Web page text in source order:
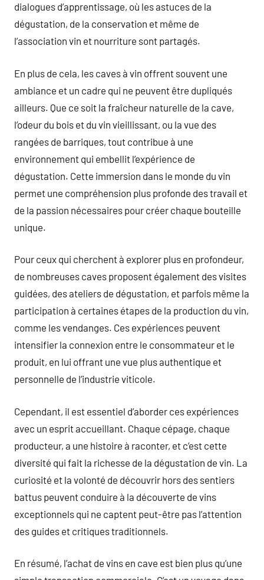
dialogues d’apprentissage, où les astuces de la
dégustation, de la conservation et même de
l’association vin et nourriture sont partagés.
En plus de cela, les caves à vin offrent souvent une
ambiance et un cadre qui ne peuvent être dupliqués
ailleurs. Que ce soit la fraîcheur naturelle de la cave,
l’odeur du bois et du vin vieillissant, ou la vue des
rangées de barriques, tout contribue à une
environnement qui embellit l’expérience de
dégustation. Cette immersion dans le monde du vin
permet une compréhension plus profonde des travail et
de la passion nécessaires pour créer chaque bouteille
unique.
Pour ceux qui cherchent à explorer plus en profondeur,
de nombreuses caves proposent également des visites
guidées, des ateliers de dégustation, et parfois même la
participation à certaines étapes de la production du vin,
comme les vendanges. Ces expériences peuvent
intensifier la connexion entre le consommateur et le
produit, en lui offrant une vue plus authentique et
personnelle de l’industrie viticole.
Cependant, il est essentiel d’aborder ces expériences
avec un esprit accueillant. Chaque cépage, chaque
producteur, a une histoire à raconter, et c’est cette
diversité qui fait la richesse de la dégustation de vin. La
curiosité et la volonté de découvrir hors des sentiers
battus peuvent conduire à la découverte de vins
exceptionnels qui ne captent peut-être pas l’attention
des guides et critiques traditionnels.
En résumé, l’achat de vins en cave est bien plus qu’une